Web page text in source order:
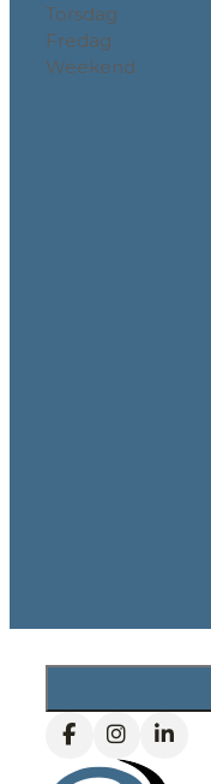
Torsdag
Fredag
Weekend